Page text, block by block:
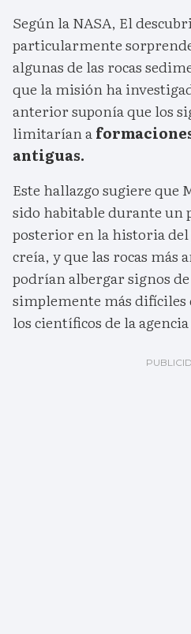
Según la NASA, El
particularmente
algunas de las rocas
que la misión ha
anterior suponía que los
limitarían a
antiguas.
Este hallazgo sugiere que
sido habitable durante un
posterior en la historia del
creía, y que las rocas más
podrían albergar signos
simplemente más
los científicos de la